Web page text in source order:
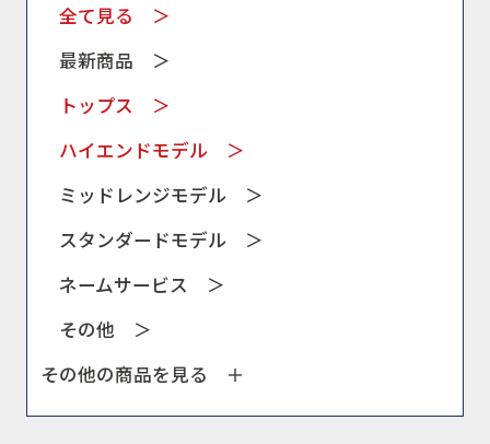
全て見る ＞
最新商品 ＞
トップス ＞
ハイエンドモデル ＞
ミッドレンジモデル ＞
スタンダードモデル ＞
ネームサービス ＞
その他 ＞
その他の商品を見る ＋